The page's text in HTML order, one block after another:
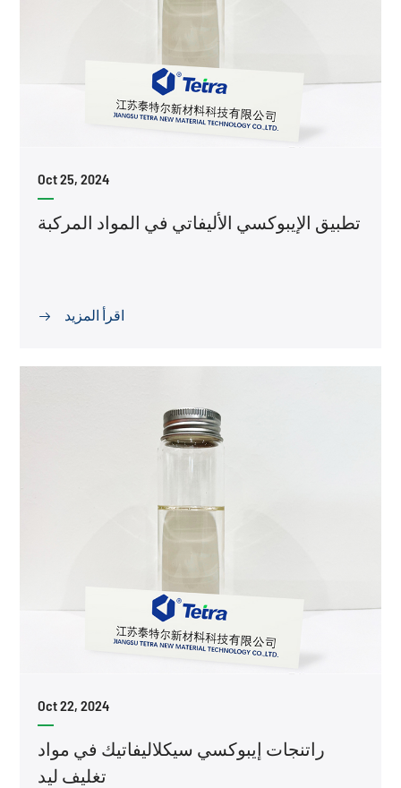
Oct 25, 2024
تطبيق الإيبوكسي الأليفاتي في المواد المركبة
 اقرأ المزيد
Oct 22, 2024
راتنجات إيبوكسي سيكلاليفاتيك في مواد
تغليف ليد